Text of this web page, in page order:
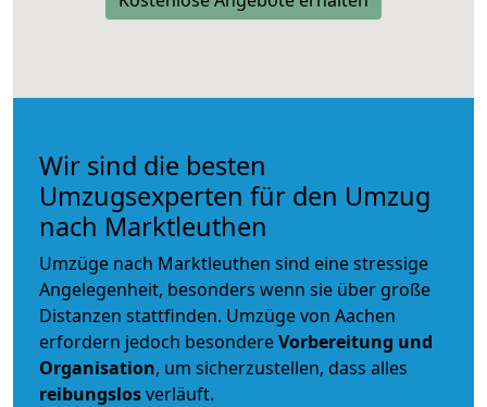
Wir sind die besten
Umzugsexperten für den Umzug
nach Marktleuthen
Umzüge nach Marktleuthen sind eine stressige
Angelegenheit, besonders wenn sie über große
Distanzen stattfinden. Umzüge von Aachen
erfordern jedoch besondereVorbereitung und
Organisation, um sicherzustellen, dass alles
reibungslosverläuft.